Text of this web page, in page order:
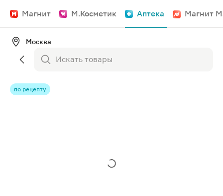
Магнит М.Косметик Аптека Магнит
Москва
по рецепту